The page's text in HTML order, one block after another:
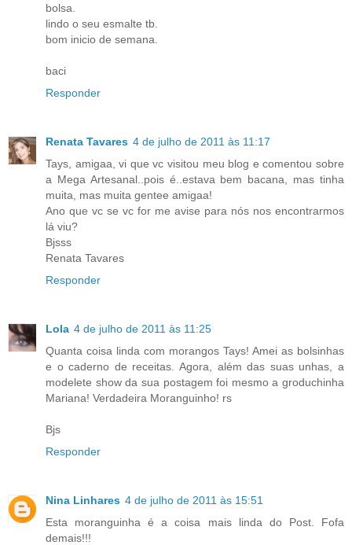
bolsa.
lindo o seu esmalte tb.
bom inicio de semana.
baci
Responder
Renata Tavares 4 de julho de 2011 às 11:17
Tays, amigaa, vi que vc visitou meu blog e comentou sobre
a Mega Artesanal..pois é..estava bem bacana, mas tinha
muita, mas muita gentee amigaa!
Ano que vc se vc for me avise para nós nos encontrarmos
lá viu?
Bjsss
Renata Tavares
Responder
Lola 4 de julho de 2011 às 11:25
Quanta coisa linda com morangos Tays! Amei as bolsinhas
e o caderno de receitas. Agora, além das suas unhas, a
modelete show da sua postagem foi mesmo a groduchinha
Mariana! Verdadeira Moranguinho! rs
Bjs
Responder
Nina Linhares 4 de julho de 2011 às 15:51
Esta moranguinha é a coisa mais linda do Post. Fofa
demais!!!